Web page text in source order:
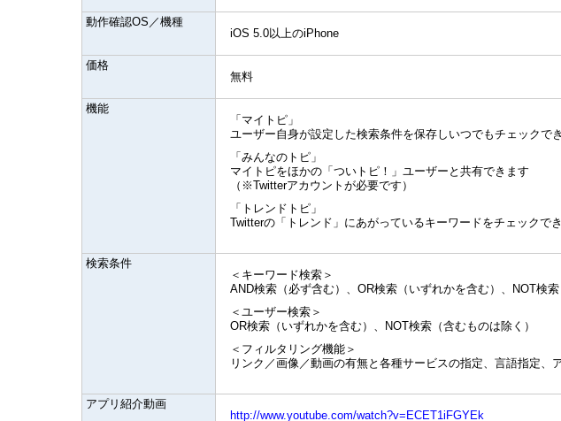
動作確認OS／機種
iOS 5.0以上のiPhone
価格
無料
機能
「マイトピ」
ユーザー自身が設定した検索条件を保存しいつでもチェックで
「みんなのトピ」
マイトピをほかの「ついトピ！」ユーザーと共有できます
（※Twitterアカウントが必要です）
「トレンドトピ」
Twitterの「トレンド」にあがっているキーワードをチェックで
検索条件
＜キーワード検索＞
AND検索（必ず含む）、OR検索（いずれかを含む）、NOT検索
＜ユーザー検索＞
OR検索（いずれかを含む）、NOT検索（含むものは除く）
＜フィルタリング機能＞
リンク／画像／動画の有無と各種サービスの指定、言語指定、
アプリ紹介動画
http://www.youtube.com/watch?v=ECET1iFGYEk